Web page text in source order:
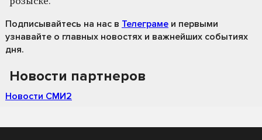
Подписывайтесь на нас в Телеграме и первыми
узнавайте о главных новостях и важнейших событиях
дня.
Новости партнеров
Новости СМИ2